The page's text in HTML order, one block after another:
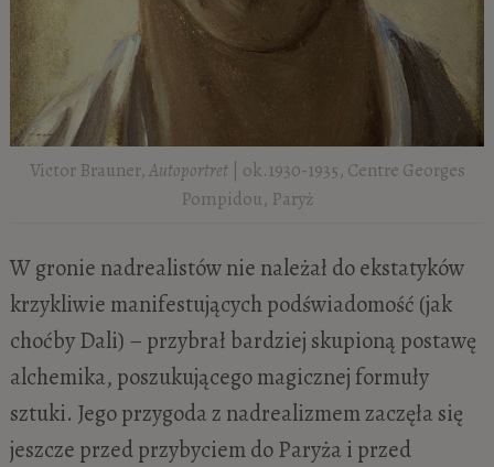
Victor Brauner,Autoportret| ok.1930-1935, Centre Georges
Pompidou, Paryż
W gronie nadrealistów nie należał do ekstatyków
krzykliwie manifestujących podświadomość (jak
choćby Dali) – przybrał bardziej skupioną postawę
alchemika, poszukującego magicznej formuły
sztuki. Jego przygoda z nadrealizmem zaczęła się
jeszcze przed przybyciem do Paryża i przed